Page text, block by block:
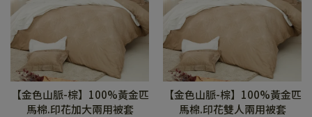
【金色山脈-棕】100%黃金匹
馬棉.印花加大兩用被套
【金色山脈-棕】100%黃金匹
馬棉.印花雙人兩用被套